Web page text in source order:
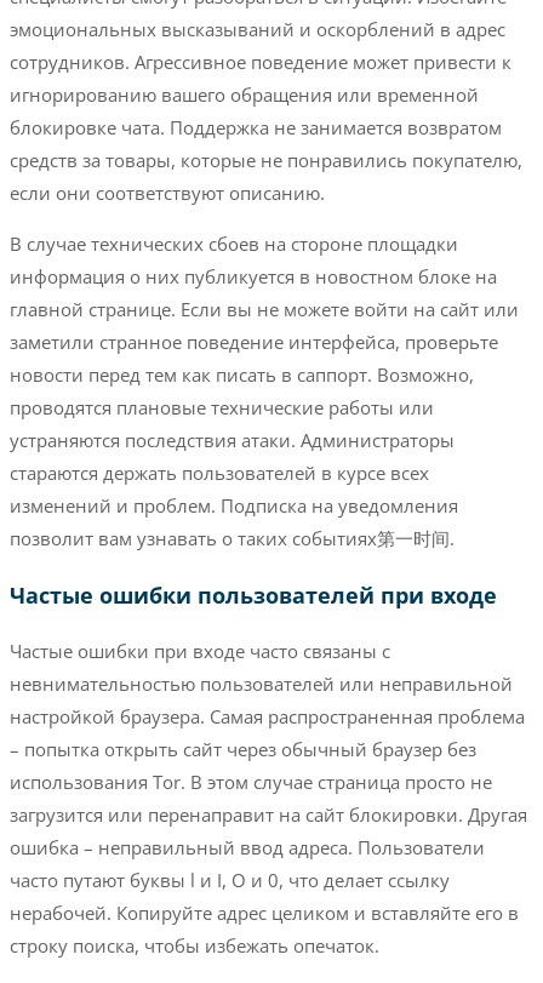
эмоциональных высказываний и оскорблений в адрес
сотрудников. Агрессивное поведение может привести к
игнорированию вашего обращения или временной
блокировке чата. Поддержка не занимается возвратом
средств за товары, которые не понравились покупателю,
если они соответствуют описанию.
В случае технических сбоев на стороне площадки
информация о них публикуется в новостном блоке на
главной странице. Если вы не можете войти на сайт или
заметили странное поведение интерфейса, проверьте
новости перед тем как писать в саппорт. Возможно,
проводятся плановые технические работы или
устраняются последствия атаки. Администраторы
стараются держать пользователей в курсе всех
изменений и проблем. Подписка на уведомления
позволит вам узнавать о таких событиях第一时间.
Частые ошибки пользователей при входе
Частые ошибки при входе часто связаны с
невнимательностью пользователей или неправильной
настройкой браузера. Самая распространенная проблема
– попытка открыть сайт через обычный браузер без
использования Tor. В этом случае страница просто не
загрузится или перенаправит на сайт блокировки. Другая
ошибка – неправильный ввод адреса. Пользователи
часто путают буквы l и I, O и 0, что делает ссылку
нерабочей. Копируйте адрес целиком и вставляйте его в
строку поиска, чтобы избежать опечаток.